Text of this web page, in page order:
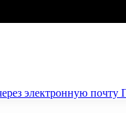
электронную почту